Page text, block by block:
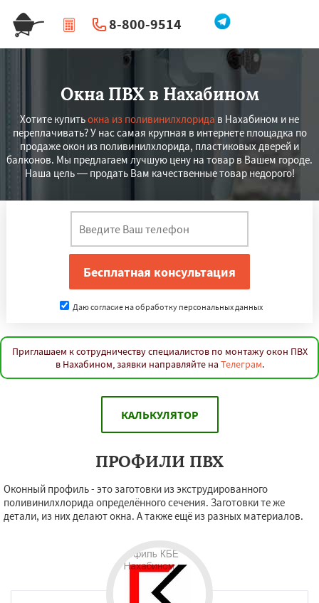
8-800-9514
| Перезвоните мне
Окна ПВХ в Нахабином
Хотите купитьокна из поливинилхлорида в Нахабином и не
переплачивать? У нас самая крупная в интернете площадка по
продаже окон из поливинилхлорида, пластиковых дверей и
балконов. Мы предлагаем лучшую цену на товар в Вашем городе.
Наша цель — продать Вам качественные товар недорого!
Даю согласие на обработку персональных данных
Приглашаем к сотрудничеству специалистов по монтажу окон ПВХ
в Нахабином, заявки направляйте на Телеграм.
КАЛЬКУЛЯТОР
ПРОФИЛИ ПВХ
Оконный профиль - это заготовки из экструдированного
поливинилхлорида определённого сечения. Заготовки те же
детали, из них делают окна. А также ещё из разных материалов.